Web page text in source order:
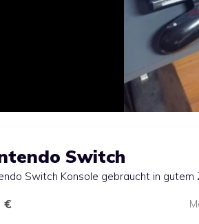
Switch
Switch Konsole gebraucht in gutem
€